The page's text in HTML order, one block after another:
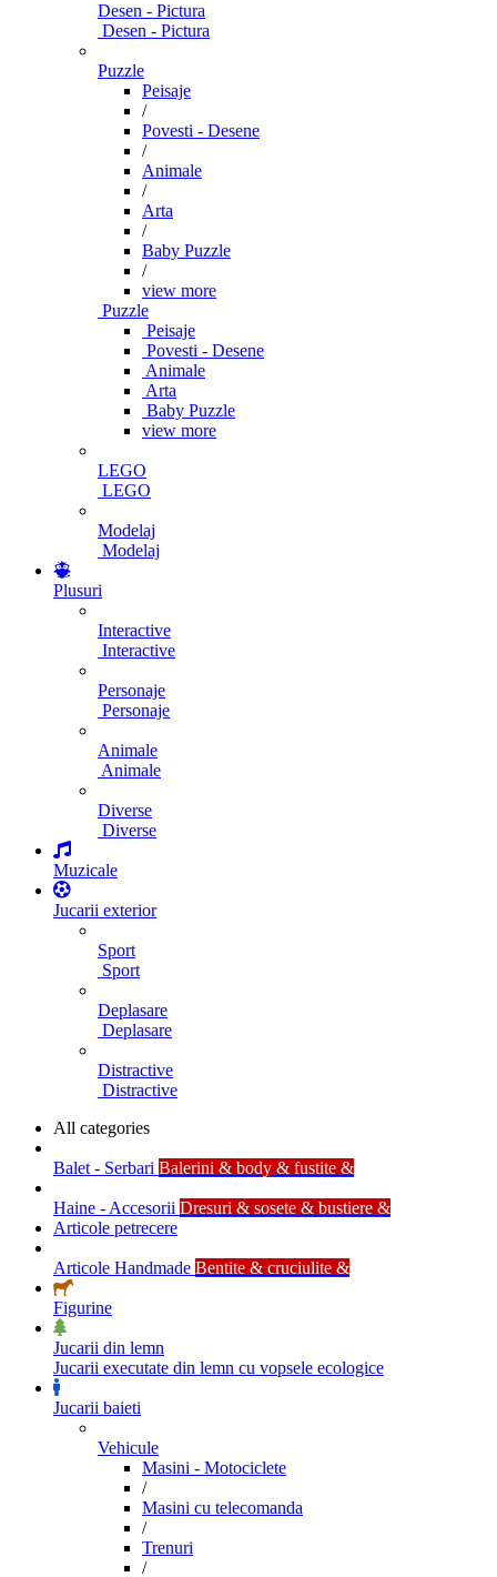
Desen - Pictura
Desen - Pictura
Puzzle
Peisaje
/
Povesti - Desene
/
Animale
/
Arta
/
Baby Puzzle
/
view more
Puzzle
Peisaje
Povesti - Desene
Animale
Arta
Baby Puzzle
view more
LEGO
LEGO
Modelaj
Modelaj
Plusuri
Interactive
Interactive
Personaje
Personaje
Animale
Animale
Diverse
Diverse
Muzicale
Jucarii exterior
Sport
Sport
Deplasare
Deplasare
Distractive
Distractive
All categories
Balet - Serbari Balerini & body & fustite &
Haine - Accesorii Dresuri & sosete & bustiere &
Articole petrecere
Articole Handmade Bentite & cruciulite &
Figurine
Jucarii din lemn
Jucarii executate din lemn cu vopsele ecologice
Jucarii baieti
Vehicule
Masini - Motociclete
/
Masini cu telecomanda
/
Trenuri
/